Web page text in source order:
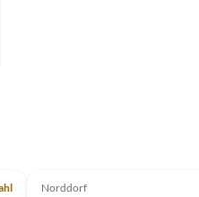
Norddorf